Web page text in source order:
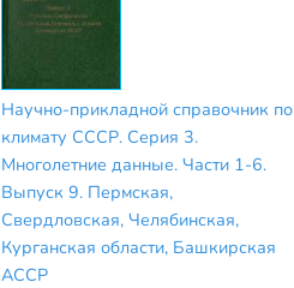
Научно-прикладной справочник по
климату СССР. Серия 3.
Многолетние данные. Части 1-6.
Выпуск 9. Пермская,
Свердловская, Челябинская,
Курганская области, Башкирская
АССР